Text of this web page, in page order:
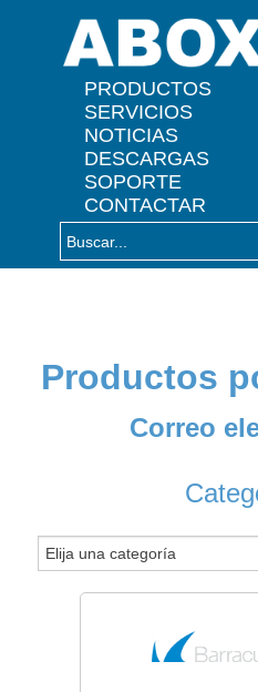
PRODUCTOS
SERVICIOS
NOTICIAS
DESCARGAS
SOPORTE
CONTACTAR
Productos
Correo